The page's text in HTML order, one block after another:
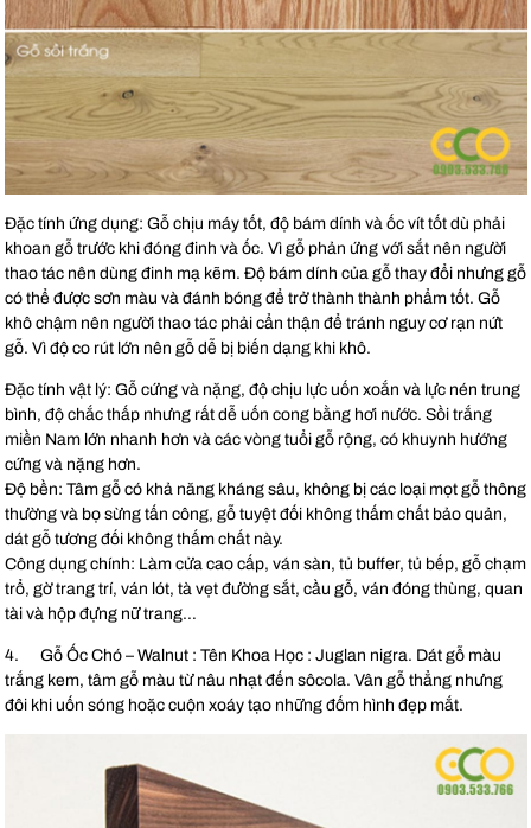
Đặc tính ứng dụng: Gỗ chịu máy tốt, độ bám dính và ốc vít tốt dù phải
khoan gỗ trước khi đóng đinh và ốc. Vì gỗ phản ứng với sắt nên người
thao tác nên dùng đinh mạ kẽm. Độ bám dính của gỗ thay đổi nhưng gỗ
có thể được sơn màu và đánh bóng để trở thành thành phẩm tốt. Gỗ
khô chậm nên người thao tác phải cẩn thận để tránh nguy cơ rạn nứt
gỗ. Vì độ co rút lớn nên gỗ dễ bị biến dạng khi khô.
Đặc tính vật lý: Gỗ cứng và nặng, độ chịu lực uốn xoắn và lực nén trung
bình, độ chắc thấp nhưng rất dễ uốn cong bằng hơi nước. Sồi trắng
miền Nam lớn nhanh hơn và các vòng tuổi gỗ rộng, có khuynh hướng
cứng và nặng hơn.
Độ bền: Tâm gỗ có khả năng kháng sâu, không bị các loại mọt gỗ thông
thường và bọ sừng tấn công, gỗ tuyệt đối không thấm chất bảo quản,
dát gỗ tương đối không thấm chất này.
Công dụng chính: Làm cửa cao cấp, ván sàn, tủ buffer, tủ bếp, gỗ chạm
trổ, gờ trang trí, ván lót, tà vẹt đường sắt, cầu gỗ, ván đóng thùng, quan
tài và hộp đựng nữ trang…
4. Gỗ Ốc Chó – Walnut : Tên Khoa Học : Juglan nigra. Dát gỗ màu
trắng kem, tâm gỗ màu từ nâu nhạt đến sôcola. Vân gỗ thẳng nhưng
đôi khi uốn sóng hoặc cuộn xoáy tạo những đốm hình đẹp mắt.